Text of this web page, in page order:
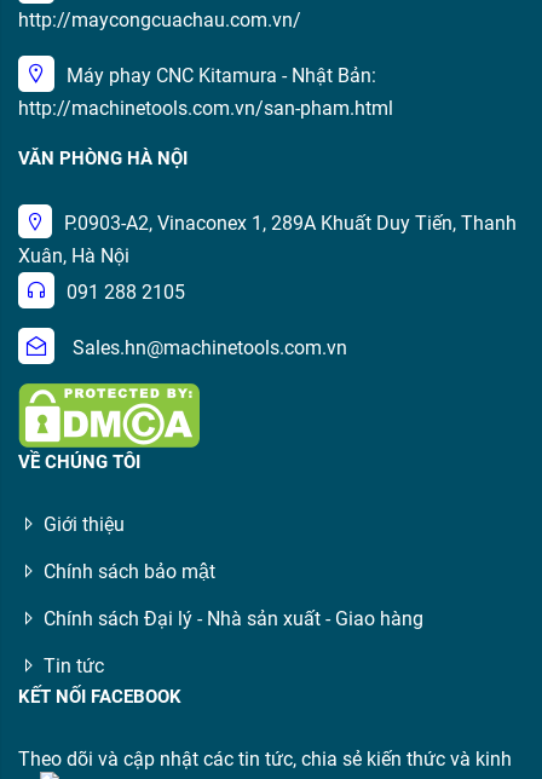
http://maycongcuachau.com.vn/
Máy phay CNC Kitamura - Nhật Bản:
http://machinetools.com.vn/san-pham.html
VĂN PHÒNG HÀ NỘI
P.0903-A2, Vinaconex 1, 289A Khuất Duy Tiến, Thanh
Xuân, Hà Nội
091 288 2105
Sales.hn@machinetools.com.vn
VỀ CHÚNG TÔI
Giới thiệu
Chính sách bảo mật
Chính sách Đại lý - Nhà sản xuất - Giao hàng
Tin tức
KẾT NỐI FACEBOOK
Theo dõi và cập nhật các tin tức, chia sẻ kiến thức và kinh